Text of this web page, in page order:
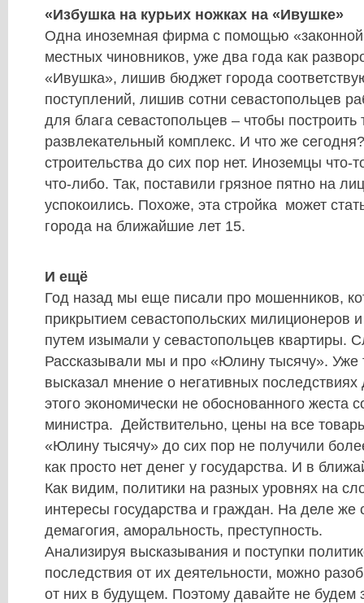
«Избушка на курьих ножках на «Ивушке»
Одна иноземная фирма с помощью
местных чиновников, уже два года как
«Ивушка», лишив бюджет города
поступлений, лишив сотни севастопольцев
для блага севастопольцев – чтобы построить
развлекательный комплекс. И что же
строительства до сих пор нет. Иноземцы что-
что-либо. Так, поставили грязное пятно на
успокоились. Похоже, эта стройка может
города на ближайшие лет 15.
И ещё
Год назад мы еще писали про мошенников,
прикрытием севастопольских милиционеров
путем изымали у севастопольцев квартиры.
Рассказывали мы и про «Юлину тысячу». Уже
высказал мнение о негативных последствиях
этого экономически не обоснованного жеста
министра. Действительно, цены на все
«Юлину тысячу» до сих пор не получили
как просто нет денег у государства. И в
Как видим, политики на разных уровнях на
интересы государства и граждан. На деле же
демагогия, аморальность, преступность.
Анализируя высказывания и поступки
последствия от их деятельности, можно
от них в будущем. Поэтому давайте не будем